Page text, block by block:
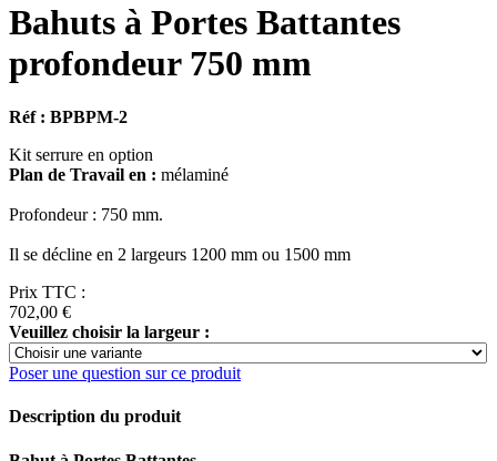
Bahuts à Portes Battantes
profondeur 750 mm
Réf : BPBPM-2
Kit serrure en option
Plan de Travail en : mélaminé
Profondeur : 750 mm.
Il se décline en 2 largeurs 1200 mm ou 1500 mm
Prix TTC :
702,00 €
Veuillez choisir la largeur :
Poser une question sur ce produit
Description du produit